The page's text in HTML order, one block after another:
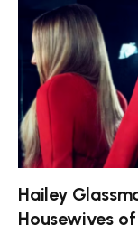
Hailey
Housewives